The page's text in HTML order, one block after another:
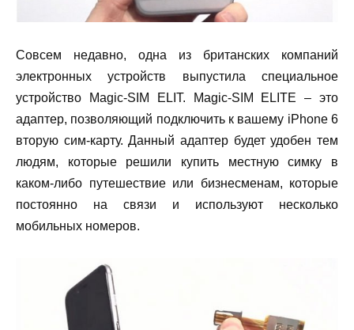
Совсем недавно, одна из британских компаний
электронных устройств выпустила специальное
устройство Magic-SIM ELIT. Magic-SIM ELITE – это
адаптер, позволяющий подключить к вашему iPhone 6
вторую сим-карту. Данный адаптер будет удобен тем
людям, которые решили купить местную симку в
каком-либо путешествие или бизнесменам, которые
постоянно на связи и используют несколько
мобильных номеров.